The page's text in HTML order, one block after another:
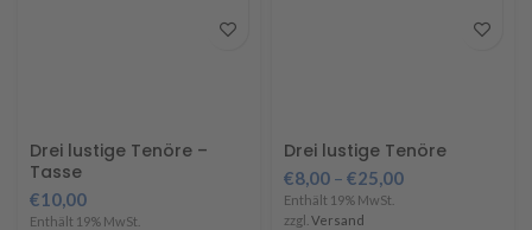
Drei lustige Tenöre –
Tasse
€10,00
Enthält 19% MwSt.
Drei lustige Tenöre
€8,00 – €25,00
Enthält 19% MwSt.
zzgl. Versand